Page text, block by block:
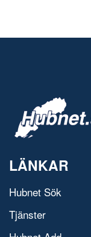
LÄNKAR
Hubnet Sök
Tjänster